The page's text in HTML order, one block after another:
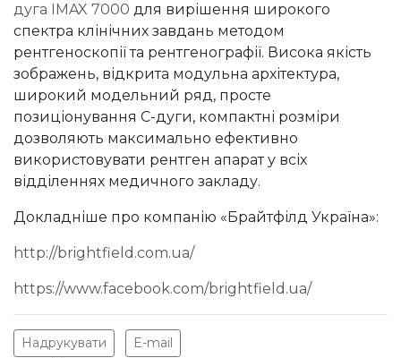
дуга IMAX 7000 для вирішення широкого
спектра клінічних завдань методом
рентгеноскопії та рентгенографії. Висока якість
зображень, відкрита модульна архітектура,
широкий модельний ряд, просте
позиціонування С-дуги, компактні розміри
дозволяють максимально ефективно
використовувати рентген апарат у всіх
відділеннях медичного закладу.
Докладніше про компанію «Брайтфілд Україна»:
http://brightfield.com.ua/
https://www.facebook.com/brightfield.ua/
Надрукувати E-mail